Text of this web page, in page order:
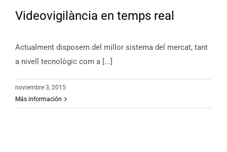
Videovigilància en temps real
Actualment disposem del millor sistema del mercat, tant
a nivell tecnològic com a [...]
noviembre 3, 2015
Más información